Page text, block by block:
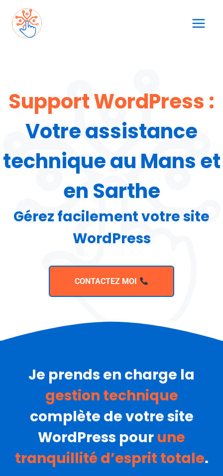
contenu
Support WordPress :
Votre assistance
techniqueau Mans et
en Sarthe
Gérez facilement votre site
WordPress
CONTACTEZ MOI
Je prends en charge la
gestion technique
complète de votre site
WordPress pour une
tranquillité d’esprit totale.